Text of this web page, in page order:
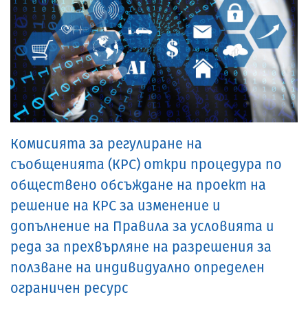
Комисията за регулиране на
съобщенията (КРС) откри процедура по
обществено обсъждане на проект на
решение на КРС за изменение и
допълнение на Правила за условията и
реда за прехвърляне на разрешения за
ползване на индивидуално определен
ограничен ресурс